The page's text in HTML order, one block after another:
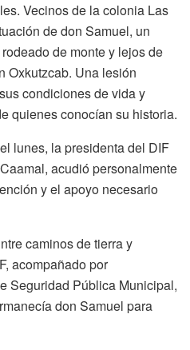
Vecinos de la colonia Las
de don Samuel, un
de monte y lejos de
Oxkutzcab. Una lesión
condiciones de vida y
quienes conocían su historia.
lunes, la presidenta del DIF
acudió personalmente
y el apoyo necesario
caminos de tierra y
acompañado por
Seguridad Pública Municipal,
don Samuel para